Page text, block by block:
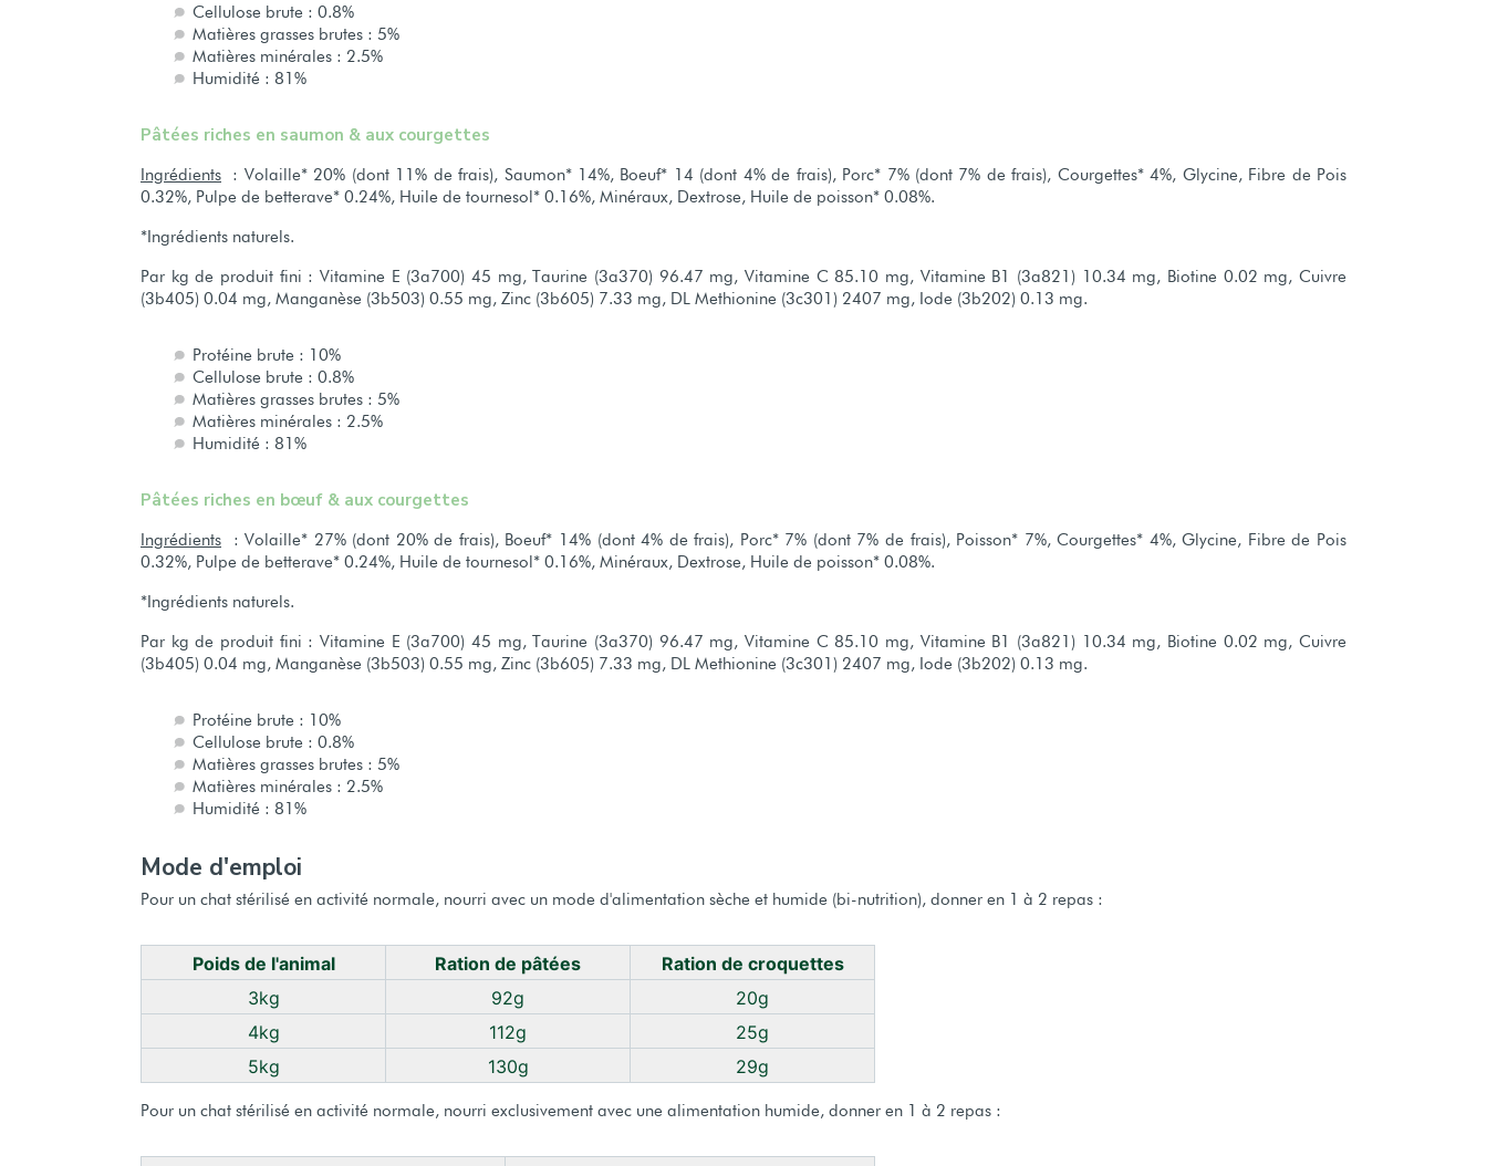
Cellulose brute : 0.8%
Matières grasses brutes : 5%
Matières minérales : 2.5%
Humidité : 81%
Pâtées riches en saumon & aux courgettes
Ingrédients : Volaille* 20% (dont 11% de frais), Saumon* 14%, Boeuf* 14 (dont 4% de frais), Porc* 7% (dont 7% de frais), Courgettes* 4%, Glycine, Fibre de Pois
0.32%, Pulpe de betterave* 0.24%, Huile de tournesol* 0.16%, Minéraux, Dextrose, Huile de poisson* 0.08%.
*Ingrédients naturels.
Par kg de produit fini : Vitamine E (3a700) 45 mg, Taurine (3a370) 96.47 mg, Vitamine C 85.10 mg, Vitamine B1 (3a821) 10.34 mg, Biotine 0.02 mg, Cuivre
(3b405) 0.04 mg, Manganèse (3b503) 0.55 mg, Zinc (3b605) 7.33 mg, DL Methionine (3c301) 2407 mg, Iode (3b202) 0.13 mg.
Protéine brute : 10%
Cellulose brute : 0.8%
Matières grasses brutes : 5%
Matières minérales : 2.5%
Humidité : 81%
Pâtées riches en bœuf & aux courgettes
Ingrédients : Volaille* 27% (dont 20% de frais), Boeuf* 14% (dont 4% de frais), Porc* 7% (dont 7% de frais), Poisson* 7%, Courgettes* 4%, Glycine, Fibre de Pois
0.32%, Pulpe de betterave* 0.24%, Huile de tournesol* 0.16%, Minéraux, Dextrose, Huile de poisson* 0.08%.
*Ingrédients naturels.
Par kg de produit fini : Vitamine E (3a700) 45 mg, Taurine (3a370) 96.47 mg, Vitamine C 85.10 mg, Vitamine B1 (3a821) 10.34 mg, Biotine 0.02 mg, Cuivre
(3b405) 0.04 mg, Manganèse (3b503) 0.55 mg, Zinc (3b605) 7.33 mg, DL Methionine (3c301) 2407 mg, Iode (3b202) 0.13 mg.
Protéine brute : 10%
Cellulose brute : 0.8%
Matières grasses brutes : 5%
Matières minérales : 2.5%
Humidité : 81%
Mode d'emploi
Pour un chat stérilisé en activité normale, nourri avec un mode d'alimentation sèche et humide (bi-nutrition), donner en 1 à 2 repas :
Poids de l'animal Ration de pâtées
Ration de croquettes
3kg
92g
20g
4kg
112g
25g
5kg
130g 29g
Pour un chat stérilisé en activité normale, nourri exclusivement avec une alimentation humide, donner en 1 à 2 repas :